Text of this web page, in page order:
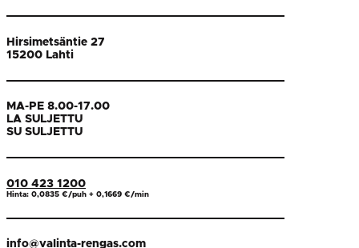
Hirsimetsäntie 27
15200 Lahti
MA-PE 8.00-17.00
LA SULJETTU
SU SULJETTU
010 423 1200
Hinta: 0,0835 €/puh + 0,1669 €/min
info@valinta-rengas.com